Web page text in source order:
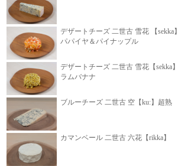
デザートチーズ 二世古 雪花 【sekka】
パパイヤ＆パイナップル
デザートチーズ 二世古 雪花【sekka】
ラムバナナ
ブルーチーズ 二世古 空【ku:】超熟
カマンベール 二世古 六花【rikka】